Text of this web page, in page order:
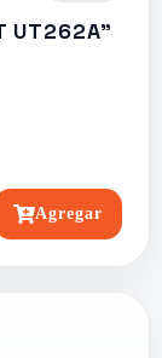
UT262A"
Agregar